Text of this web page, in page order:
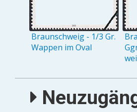
Braunschweig - 1/3 Gr.
Wappen im Oval